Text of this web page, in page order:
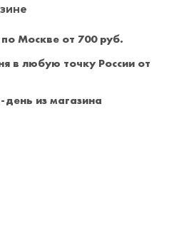
Москве от 700 руб.
в любую точку России от
из магазина